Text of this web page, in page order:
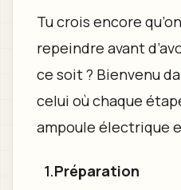
Tu crois encore
repeindre avant
ce soit ? Bienvenu
celui où chaque
ampoule électrique
Préparation